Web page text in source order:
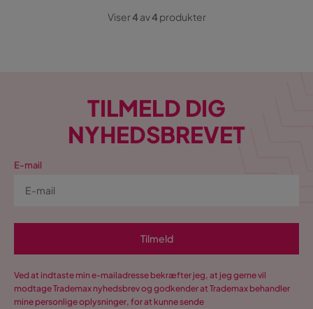
Viser4av4produkter
TILMELD DIG
NYHEDSBREVET
E-mail
Tilmeld
Ved at indtaste min e-mailadresse bekræfter jeg, at jeg gerne vil
modtage Trademax nyhedsbrev og godkender at Trademax behandler
mine personlige oplysninger, for at kunne sende